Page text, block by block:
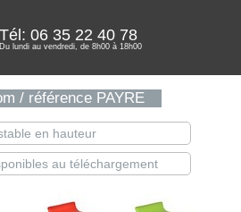
Tél: 06 35 22 40 78
Du lundi au vendredi, de 8h00 à 18h00
/ référence PAYRE
en hauteur
au téléchargement